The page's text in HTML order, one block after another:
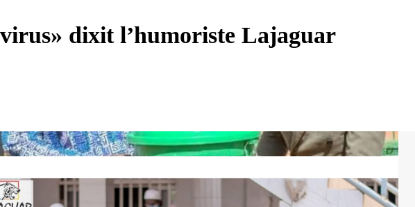
dixit l’humoriste Lajaguar